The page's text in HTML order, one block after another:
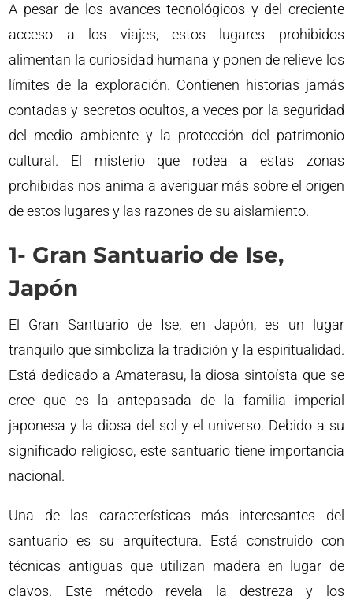
A pesar de los avances tecnológicos y del creciente
acceso a los viajes, estos lugares prohibidos
alimentan la curiosidad humana y ponen de relieve los
límites de la exploración. Contienen historias jamás
contadas y secretos ocultos, a veces por la seguridad
del medio ambiente y la protección del patrimonio
cultural. El misterio que rodea a estas zonas
prohibidas nos anima a averiguar más sobre el origen
de estos lugares y las razones de su aislamiento.
1- Gran Santuario de Ise,
Japón
El Gran Santuario de Ise, en Japón, es un lugar
tranquilo que simboliza la tradición y la espiritualidad.
Está dedicado a Amaterasu, la diosa sintoísta que se
cree que es la antepasada de la familia imperial
japonesa y la diosa del sol y el universo. Debido a su
significado religioso, este santuario tiene importancia
nacional.
Una de las características más interesantes del
santuario es su arquitectura. Está construido con
técnicas antiguas que utilizan madera en lugar de
clavos. Este método revela la destreza y los